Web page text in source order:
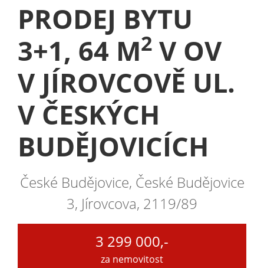
PRODEJ BYTU
3+1, 64 M2 V OV
V JÍROVCOVĚ UL.
V ČESKÝCH
BUDĚJOVICÍCH
České Budějovice, České Budějovice
3, Jírovcova, 2119/89
3 299 000,-
za nemovitost